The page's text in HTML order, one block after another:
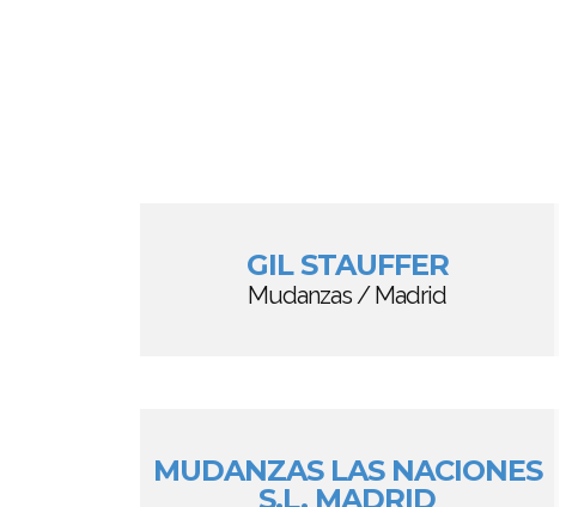
GIL STAUFFER
Mudanzas / Madrid
MUDANZAS LAS NACIONES
S.L. MADRID